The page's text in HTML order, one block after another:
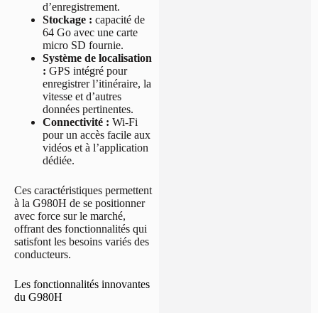
d’enregistrement.
Stockage : capacité de
64 Go avec une carte
micro SD fournie.
Système de localisation
: GPS intégré pour
enregistrer l’itinéraire, la
vitesse et d’autres
données pertinentes.
Connectivité : Wi-Fi
pour un accès facile aux
vidéos et à l’application
dédiée.
Ces caractéristiques permettent
à la G980H de se positionner
avec force sur le marché,
offrant des fonctionnalités qui
satisfont les besoins variés des
conducteurs.
Les fonctionnalités innovantes
du G980H